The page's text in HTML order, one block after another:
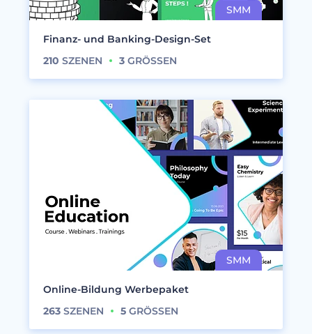
Finanz- und Banking-Design-Set
210 SZENEN 3 GRÖSSEN
Online-Bildung Werbepaket
263 SZENEN 5 GRÖSSEN